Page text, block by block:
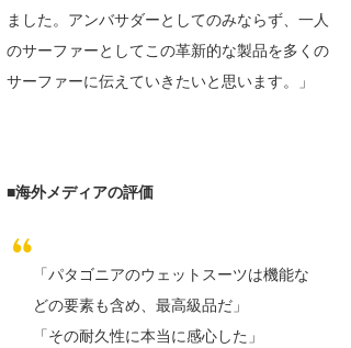
ました。アンバサダーとしてのみならず、一人
のサーファーとしてこの革新的な製品を多くの
サーファーに伝えていきたいと思います。」
■海外メディアの評価
「パタゴニアのウェットスーツは機能な
どの要素も含め、最高級品だ」
「その耐久性に本当に感心した」